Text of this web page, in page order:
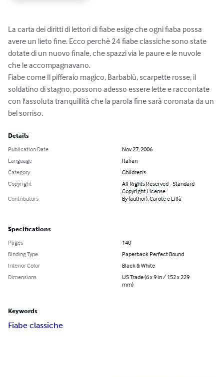
La carta dei diritti di lettori di fiabe esige che ogni fiaba possa
avere un lieto fine. Ecco perchè 24 fiabe classiche sono state
dotate di un nuovo finale, che spazzi via le paure e le nuvole
che le accompagnavano.
Fiabe come Il pifferaio magico, Barbablù, scarpette rosse, il
soldatino di stagno, possono adesso essere lette e raccontate
con l'assoluta tranquillità che la parola fine sarà coronata da un
bel sorriso.
Details
Publication Date
Nov 27, 2006
Language
Italian
Category
Children's
Copyright
All Rights Reserved - Standard
Copyright License
Contributors
By (author): Carote e Lillà
Specifications
Pages
140
Binding Type
Paperback Perfect Bound
Interior Color
Black & White
Dimensions
US Trade (6 x 9 in / 152 x 229
mm)
Keywords
Fiabe classiche